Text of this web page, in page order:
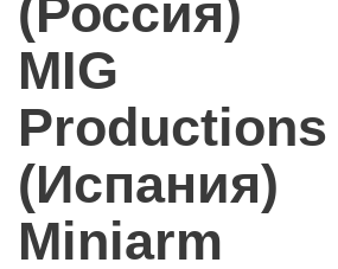
(Россия)
MIG
Productions
(Испания)
Miniarm